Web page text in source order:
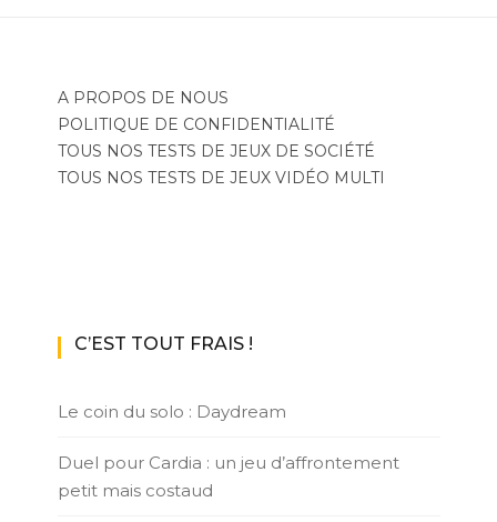
A PROPOS DE NOUS
POLITIQUE DE CONFIDENTIALITÉ
TOUS NOS TESTS DE JEUX DE SOCIÉTÉ
TOUS NOS TESTS DE JEUX VIDÉO MULTI
C’EST TOUT FRAIS !
Le coin du solo : Daydream
Duel pour Cardia : un jeu d’affrontement
petit mais costaud